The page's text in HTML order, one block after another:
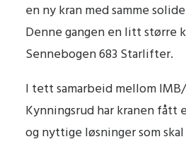
en ny kran med samme
Denne gangen en litt større
Sennebogen 683 Starlifter.
I tett samarbeid mellom
Kynningsrud har kranen fått
og nyttige løsninger som